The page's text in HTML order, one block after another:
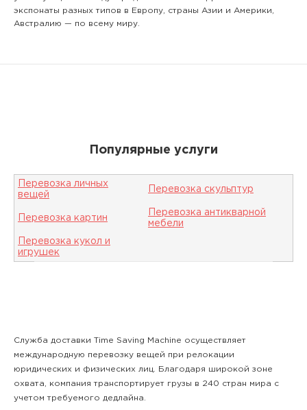
экспонаты разных типов в Европу, страны Азии и Америки,
Австралию — по всему миру.
Популярные услуги
Перевозка личных
вещей
Перевозка скульптур
Перевозка картин
Перевозка антикварной
мебели
Перевозка кукол и
игрушек
Служба доставки Time Saving Machine осуществляет
международную перевозку вещей при релокации
юридических и физических лиц. Благодаря широкой зоне
охвата, компания транспортирует грузы в 240 стран мира с
учетом требуемого дедлайна.